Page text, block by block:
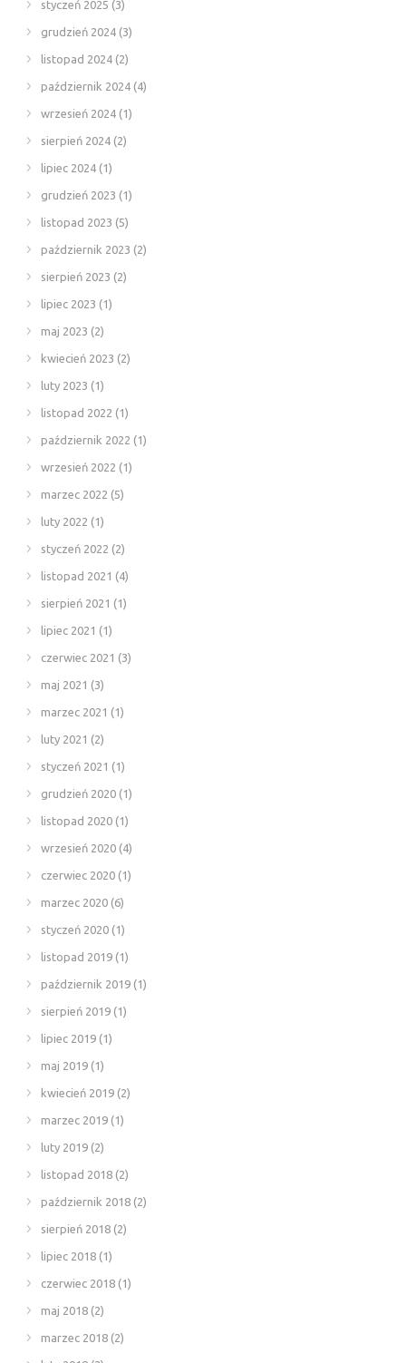
styczeń 2025 (3)
grudzień 2024 (3)
listopad 2024 (2)
październik 2024 (4)
wrzesień 2024 (1)
sierpień 2024 (2)
lipiec 2024 (1)
grudzień 2023 (1)
listopad 2023 (5)
październik 2023 (2)
sierpień 2023 (2)
lipiec 2023 (1)
maj 2023 (2)
kwiecień 2023 (2)
luty 2023 (1)
listopad 2022 (1)
październik 2022 (1)
wrzesień 2022 (1)
marzec 2022 (5)
luty 2022 (1)
styczeń 2022 (2)
listopad 2021 (4)
sierpień 2021 (1)
lipiec 2021 (1)
czerwiec 2021 (3)
maj 2021 (3)
marzec 2021 (1)
luty 2021 (2)
styczeń 2021 (1)
grudzień 2020 (1)
listopad 2020 (1)
wrzesień 2020 (4)
czerwiec 2020 (1)
marzec 2020 (6)
styczeń 2020 (1)
listopad 2019 (1)
październik 2019 (1)
sierpień 2019 (1)
lipiec 2019 (1)
maj 2019 (1)
kwiecień 2019 (2)
marzec 2019 (1)
luty 2019 (2)
listopad 2018 (2)
październik 2018 (2)
sierpień 2018 (2)
lipiec 2018 (1)
czerwiec 2018 (1)
maj 2018 (2)
marzec 2018 (2)